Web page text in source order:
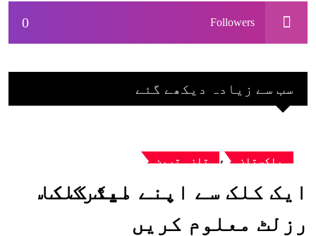
0 Followers
سب سے زیادہ دیکھے گئے
پاکستان , تازہ ترین
ایک کلک سے اپنے میٹرک کا
رزلٹ معلوم کریں